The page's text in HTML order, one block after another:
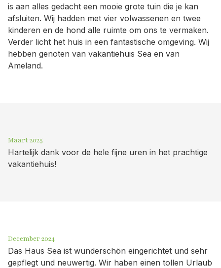
is aan alles gedacht een mooie grote tuin die je kan
afsluiten. Wij hadden met vier volwassenen en twee
kinderen en de hond alle ruimte om ons te vermaken.
Verder licht het huis in een fantastische omgeving. Wij
hebben genoten van vakantiehuis Sea en van
Ameland.
Maart 2025
Hartelijk dank voor de hele fijne uren in het prachtige
vakantiehuis!
December 2024
Das Haus Sea ist wunderschön eingerichtet und sehr
gepflegt und neuwertig. Wir haben einen tollen Urlaub